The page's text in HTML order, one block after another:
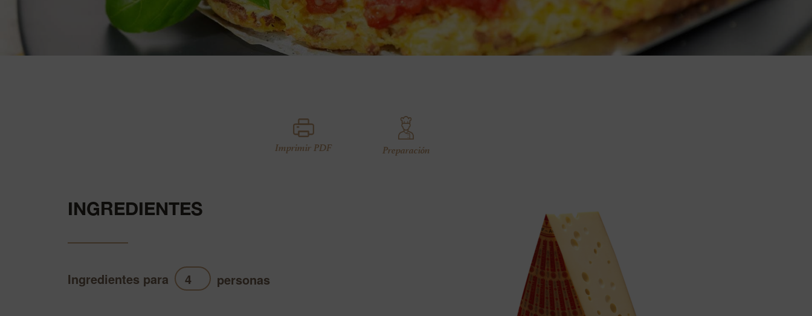
Imprimir PDF Preparación
INGREDIENTES
Ingredientes para personas